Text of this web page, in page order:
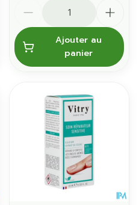
Ajouter au
panier